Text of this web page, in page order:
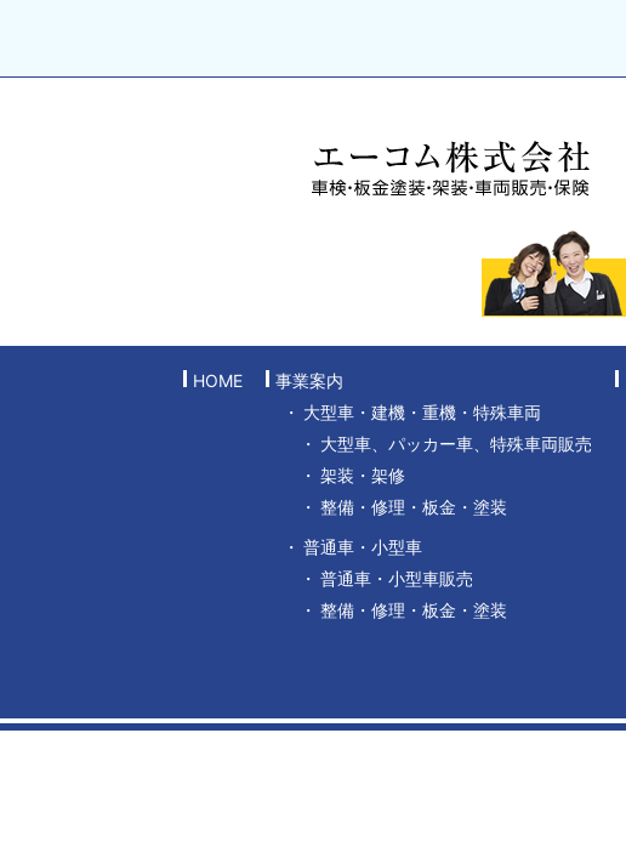
HOME
事業案内
大型車・建機・重機・特殊車両
大型車、パッカー車、特殊車両販売
架装・架修
整備・修理・板金・塗装
普通車・小型車
普通車・小型車販売
整備・修理・板金・塗装